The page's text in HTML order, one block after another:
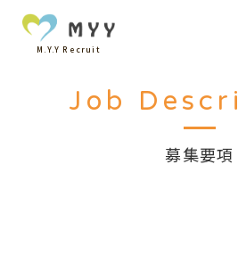
M.Y.Y Recruit
Job
募集要項